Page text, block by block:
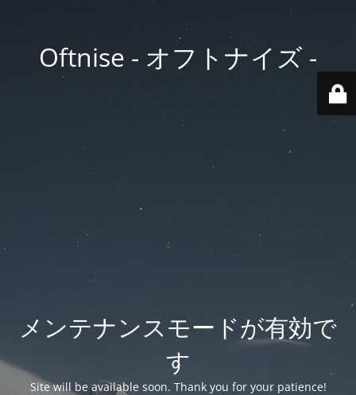
Oftnise - オフトナイズ -
メンテナンスモードが有効で
す
Site will be available soon. Thank you for your patience!